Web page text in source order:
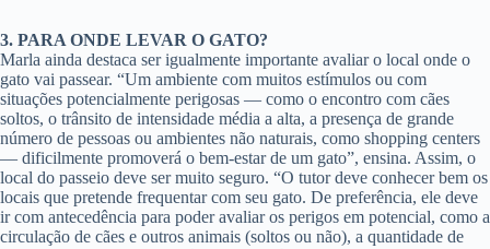
3. PARA ONDE LEVAR O GATO?
Marla ainda destaca ser igualmente importante avaliar o local onde o
gato vai passear. “Um ambiente com muitos estímulos ou com
situações potencialmente perigosas — como o encontro com cães
soltos, o trânsito de intensidade média a alta, a presença de grande
número de pessoas ou ambientes não naturais, como shopping centers
— dificilmente promoverá o bem-estar de um gato”, ensina. Assim, o
local do passeio deve ser muito seguro. “O tutor deve conhecer bem os
locais que pretende frequentar com seu gato. De preferência, ele deve
ir com antecedência para poder avaliar os perigos em potencial, como a
circulação de cães e outros animais (soltos ou não), a quantidade de